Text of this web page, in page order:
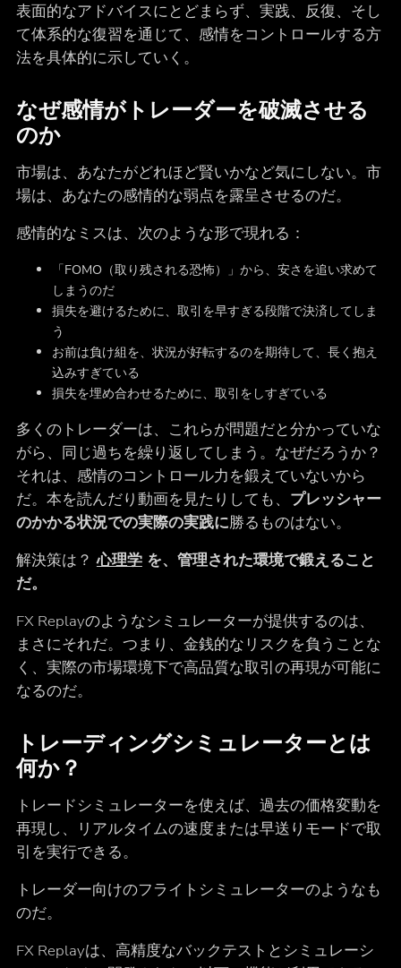
表面的なアドバイスにとどまらず、実践、反復、そし
て体系的な復習を通じて、感情をコントロールする方
法を具体的に示していく。
なぜ感情がトレーダーを破滅させる
のか
市場は、あなたがどれほど賢いかなど気にしない。市
場は、あなたの感情的な弱点を露呈させるのだ。
感情的なミスは、次のような形で現れる：
「FOMO（取り残される恐怖）」から、安さを追い求めて
しまうのだ
損失を避けるために、取引を早すぎる段階で決済してしま
う
お前は負け組を、状況が好転するのを期待して、長く抱え
込みすぎている
損失を埋め合わせるために、取引をしすぎている
多くのトレーダーは、これらが問題だと分かっていな
がら、同じ過ちを繰り返してしまう。なぜだろうか？
それは、感情のコントロール力を鍛えていないから
だ。本を読んだり動画を見たりしても、 プレッシャー
のかかる状況での実際の実践に勝るものはない。
解決策は？ 心理学を、管理された環境で鍛えること
だ。
FX Replayのようなシミュレーターが提供するのは、
まさにそれだ。つまり、金銭的なリスクを負うことな
く、実際の市場環境下で高品質な取引の再現が可能に
なるのだ。
トレーディングシミュレーターとは
何か？
トレードシミュレーターを使えば、過去の価格変動を
再現し、リアルタイムの速度または早送りモードで取
引を実行できる。
トレーダー向けのフライトシミュレーターのようなも
のだ。
FX Replayは、高精度なバックテストとシミュレーシ